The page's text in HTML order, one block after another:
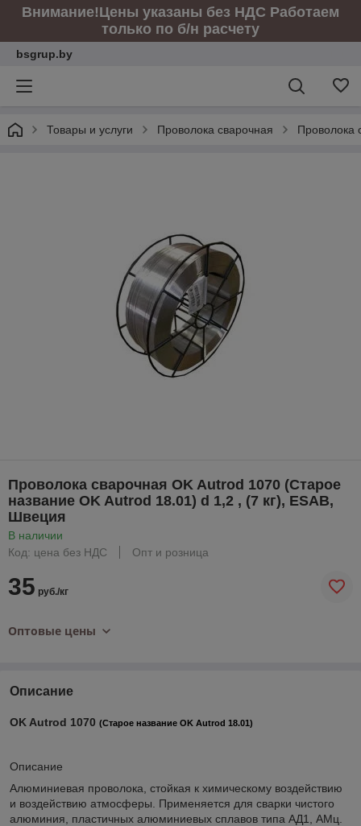
Внимание!Цены указаны без НДС Работаем
только по б/н расчету
bsgrup.by
Товары и услуги Проволока сварочная Проволока
Проволока сварочная OK Autrod 1070 (Старое
название OK Autrod 18.01) d 1,2 , (7 кг), ESAB,
Швеция
В наличии
Код: цена без НДС
Опт и розница
35 руб./кг
Оптовые цены
Описание
OK Autrod 1070 (Старое название OK Autrod 18.01)
Описание
Алюминиевая проволока, стойкая к химическому воздействию
и воздействию атмосферы. Применяется для сварки чистого
алюминия, пластичных алюминиевых сплавов типа АД1, АМц.